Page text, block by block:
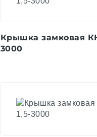
Крышка замковая
3000